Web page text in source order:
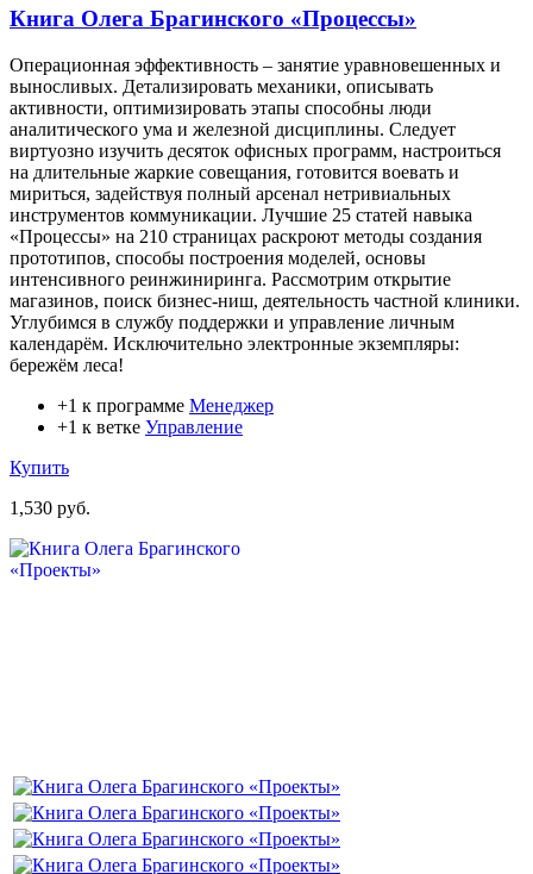
Книга Олега Брагинского «Процессы»
Операционная эффективность – занятие уравновешенных и
выносливых. Детализировать механики, описывать
активности, оптимизировать этапы способны люди
аналитического ума и железной дисциплины. Следует
виртуозно изучить десяток офисных программ, настроиться
на длительные жаркие совещания, готовится воевать и
мириться, задействуя полный арсенал нетривиальных
инструментов коммуникации. Лучшие 25 статей навыка
«Процессы» на 210 страницах раскроют методы создания
прототипов, способы построения моделей, основы
интенсивного реинжиниринга. Рассмотрим открытие
магазинов, поиск бизнес-ниш, деятельность частной клиники.
Углубимся в службу поддержки и управление личным
календарём. Исключительно электронные экземпляры:
бережём леса!
+1 к программе Менеджер
+1 к ветке Управление
Купить
1,530 руб.